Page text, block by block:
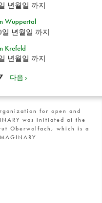
년월일 까지
Wuppertal
일 년월일 까지
Krefeld
년월일 까지
다음 ›
for open and
was initiated at the
Oberwolfach, which is a